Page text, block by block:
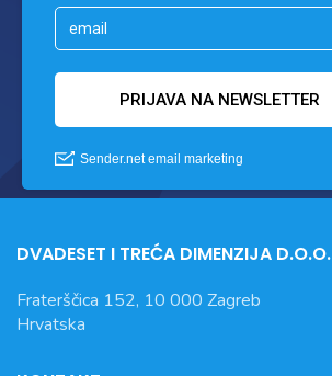
DVADESET I TREĆA DIMENZIJA D.O.O.
Fraterščica 152, 10 000 Zagreb
Hrvatska